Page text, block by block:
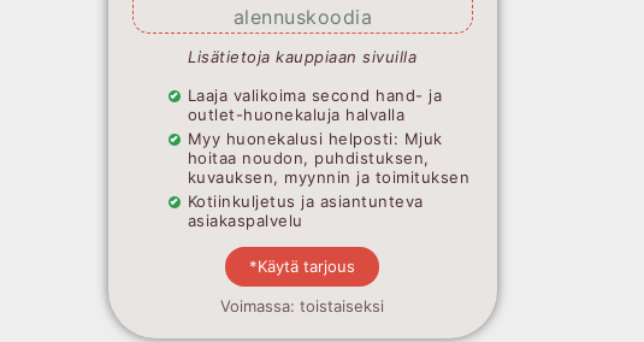
alennuskoodia
Lisätietoja kauppiaan sivuilla
Laaja valikoima second hand- ja
outlet-huonekaluja halvalla
Myy huonekalusi helposti: Mjuk
hoitaa noudon, puhdistuksen,
kuvauksen, myynnin ja toimituksen
Kotiinkuljetus ja asiantunteva
asiakaspalvelu
*Käytä tarjous
Voimassa: toistaiseksi